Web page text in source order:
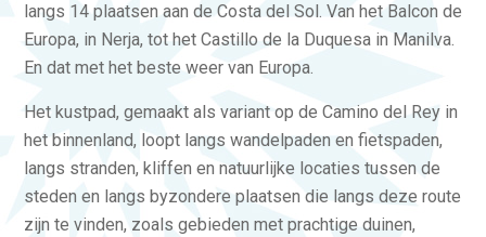
langs 14 plaatsen aan de Costa del Sol. Van het Balcon de
Europa, in Nerja, tot het Castillo de la Duquesa in Manilva.
En dat met het beste weer van Europa.
Het kustpad, gemaakt als variant op de Camino del Rey in
het binnenland, loopt langs wandelpaden en fietspaden,
langs stranden, kliffen en natuurlijke locaties tussen de
steden en langs byzondere plaatsen die langs deze route
zijn te vinden, zoals gebieden met prachtige duinen,